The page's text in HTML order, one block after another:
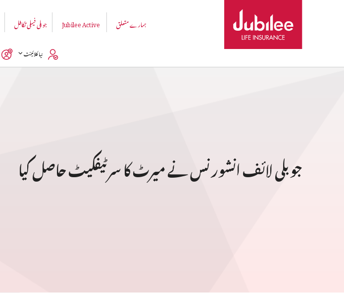
ہمارے متعلق Jubilee Active جوبلی فیملی تکافل
نیا کلائینٹ
جوبلی لائف انشورنس نے میرٹ کا سرٹیفکیٹ حاصل کیا